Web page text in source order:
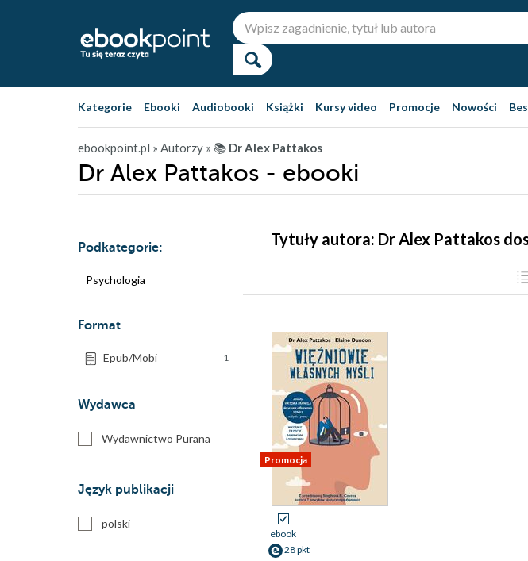
Kategorie Ebooki Audiobooki Książki Kursy video Promocje Nowości
ebookpoint.pl » Autorzy » 📚 Dr Alex Pattakos
Dr Alex Pattakos - ebooki
Podkategorie:
Psychologia
Format
Epub/Mobi 1
Wydawca
Wydawnictwo Purana
Język publikacji
polski
Tytuły autora: Dr Alex Pattakos
Promocja
ebook
28 pkt